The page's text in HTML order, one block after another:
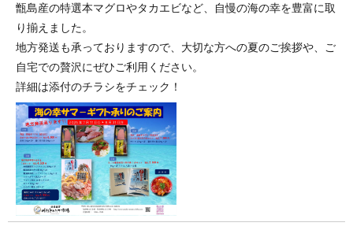
甑島産の特選本マグロやタカエビなど、自慢の海の幸を豊富に取
り揃えました。
地方発送も承っておりますので、大切な方への夏のご挨拶や、ご
自宅での贅沢にぜひご利用ください。
詳細は添付のチラシをチェック！